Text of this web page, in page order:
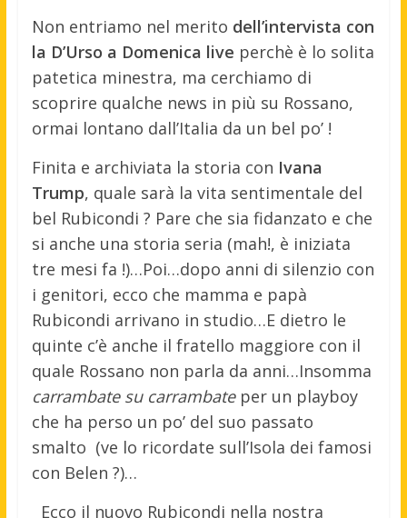
Non entriamo nel merito dell’intervista con
la D’Urso a Domenica live perchè è lo solita
patetica minestra, ma cerchiamo di
scoprire qualche news in più su Rossano,
ormai lontano dall’Italia da un bel po’ !
Finita e archiviata la storia con Ivana
Trump, quale sarà la vita sentimentale del
bel Rubicondi ? Pare che sia fidanzato e che
si anche una storia seria (mah!, è iniziata
tre mesi fa !)…Poi…dopo anni di silenzio con
i genitori, ecco che mamma e papà
Rubicondi arrivano in studio…E dietro le
quinte c’è anche il fratello maggiore con il
quale Rossano non parla da anni…Insomma
carrambate su carrambateper un playboy
che ha perso un po’ del suo passato
smalto (ve lo ricordate sull’Isola dei famosi
con Belen ?)…
Ecco il nuovo Rubicondi nella nostra